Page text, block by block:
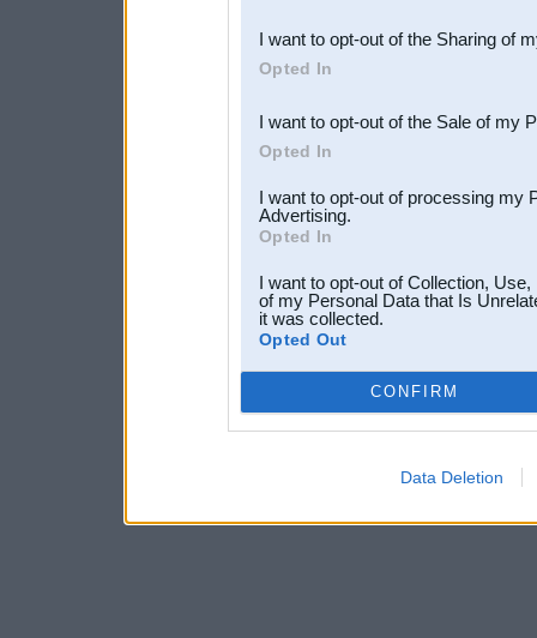
Downstream Participants
third parties.
I want to opt-out of the Sharing of
Opted In
I want to opt-out of the Sale of my
Opted In
I want to opt-out of processing my
Advertising.
Opted In
I want to opt-out of Collection,
of my Personal Data that Is
it was collected.
Opted Out
CONFIRM
Data Deletion